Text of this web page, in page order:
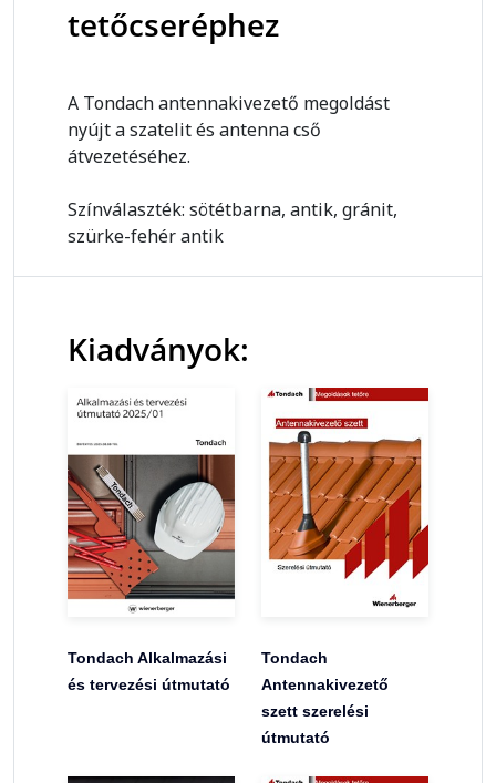
tetőcseréphez
A Tondach antennakivezető megoldást
nyújt a szatelit és antenna cső
átvezetéséhez.
Színválaszték: sötétbarna, antik, gránit,
szürke-fehér antik
Kiadványok:
Tondach Alkalmazási
és tervezési útmutató
Tondach
Antennakivezető
szett szerelési
útmutató